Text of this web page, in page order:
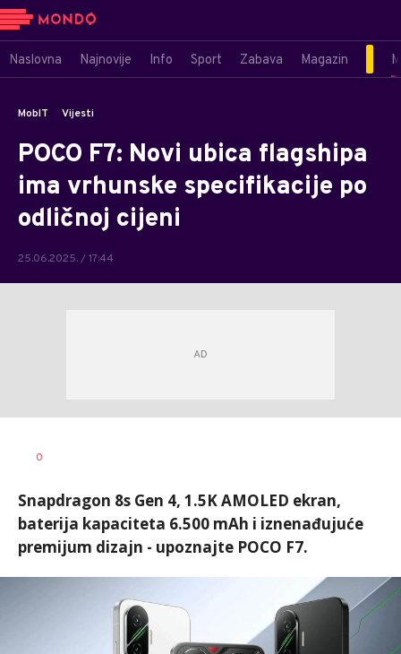
Naslovna Najnovije Info Sport Zabava Magazin
MobIT Vijesti
POCO F7: Novi ubica flagshipa
ima vrhunske specifikacije po
odličnoj cijeni
25.06.2025. / 17:44
AUTOR
0
Snapdragon 8s Gen 4, 1.5K AMOLED ekran,
baterija kapaciteta 6.500 mAh i iznenađujuće
premijum dizajn - upoznajte POCO F7.